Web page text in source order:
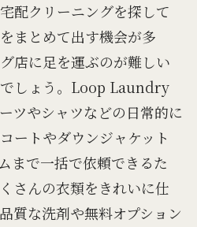
配クリーニングを探して
まとめて出す機会が多
店に足を運ぶのが難しい
でしょう。Loop Laundry
ツやシャツなどの日常的に
ートやダウンジャケット
まで一括で依頼できるた
さんの衣類をきれいに仕
質な洗剤や無料オプション